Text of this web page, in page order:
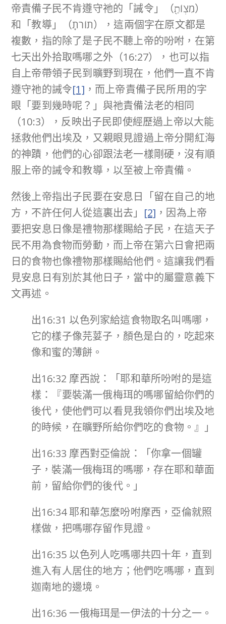
帝責備子民不肯遵守祂的「誡令」（מִצְוֹתַ֖）
和「教導」（תוֹרֹתָֽ），這兩個字在原文都是
複數，指的除了是子民不聽上帝的吩咐，在第
七天出外拾取嗎哪之外（16:27），也可以指
自上帝帶領子民到曠野到現在，他們一直不肯
遵守祂的誡令[1] ，而上帝責備子民所用的字
眼「要到幾時呢？」與祂責備法老的相同
（10:3），反映出子民即使經歷過上帝以大能
拯救他們出埃及，又親眼見證過上帝分開紅海
的神蹟，他們的心卻跟法老一樣剛硬，沒有順
服上帝的誡令和教導，以至被上帝責備。
然後上帝指出子民要在安息日「留在自己的地
方，不許任何人從這裏出去」 [2] ，因為上帝
要把安息日像是禮物那樣賜給子民，在這天子
民不用為食物而勞動，而上帝在第六日會把兩
日的食物也像禮物那樣賜給他們。這讓我們看
見安息日有別於其他日子，當中的屬靈意義下
文再述。
出16:31 以色列家給這食物取名叫嗎哪，
它的樣子像芫荽子，顏色是白的，吃起來
像和蜜的薄餅。
出16:32 摩西說：「耶和華所吩咐的是這
樣：『要裝滿一俄梅珥的嗎哪留給你們的
後代，使他們可以看見我領你們出埃及地
的時候，在曠野所給你們吃的食物。』」
出16:33 摩西對亞倫說：「你拿一個罐
子，裝滿一俄梅珥的嗎哪，存在耶和華面
前，留給你們的後代。」
出16:34 耶和華怎麼吩咐摩西，亞倫就照
樣做，把嗎哪存留作見證。
出16:35 以色列人吃嗎哪共四十年，直到
進入有人居住的地方；他們吃嗎哪，直到
迦南地的邊境。
出16:36 一俄梅珥是一伊法的十分之一。